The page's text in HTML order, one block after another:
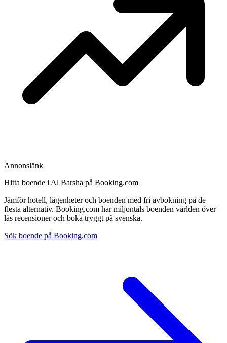
Annonslänk
Hitta boende i Al Barsha på Booking.com
Jämför hotell, lägenheter och boenden med fri avbokning på de
flesta alternativ. Booking.com har miljontals boenden världen över –
läs recensioner och boka tryggt på svenska.
Sök boende på Booking.com